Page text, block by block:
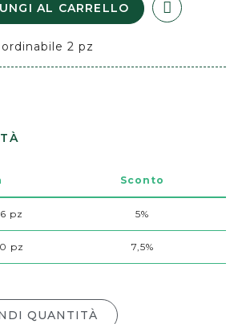
AL CARRELLO
2 pz
Sconto
pz 5%
pz 7,5%
QUANTITÀ